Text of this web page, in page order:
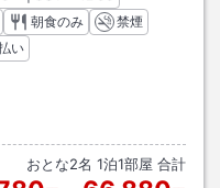
朝食のみ
禁煙
い
おとな2名 1泊1部屋 合計